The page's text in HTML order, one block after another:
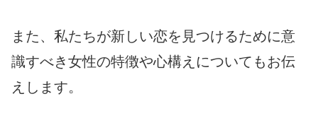
また、私たちが新しい恋を見つけるために意
識すべき女性の特徴や心構えについてもお伝
えします。